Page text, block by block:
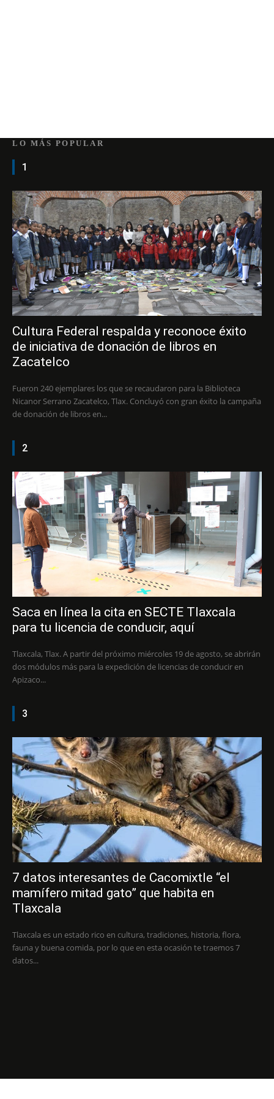
LO MÁS POPULAR
1
Cultura Federal respalda y reconoce éxito
de iniciativa de donación de libros en
Zacatelco
Fueron 240 ejemplares los que se recaudaron para la Biblioteca
Nicanor Serrano Zacatelco, Tlax. Concluyó con gran éxito la campaña
de donación de libros en...
2
Saca en línea la cita en SECTE Tlaxcala
para tu licencia de conducir, aquí
Tlaxcala, Tlax. A partir del próximo miércoles 19 de agosto, se abrirán
dos módulos más para la expedición de licencias de conducir en
Apizaco...
3
7 datos interesantes de Cacomixtle “el
mamífero mitad gato” que habita en
Tlaxcala
Tlaxcala es un estado rico en cultura, tradiciones, historia, flora,
fauna y buena comida, por lo que en esta ocasión te traemos 7
datos...